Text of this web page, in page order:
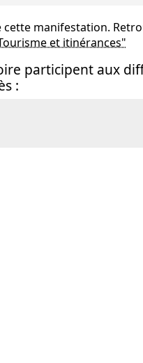
cette manifestation.
et itinérances"
participent aux
: